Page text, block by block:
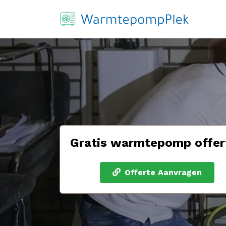
Gratis warmtepomp
Offerte Aanvragen